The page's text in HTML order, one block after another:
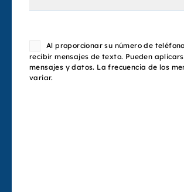
ConsentAl proporcionar su número de
recibir mensajes de texto. Pueden
mensajes y datos. La frecuencia de los
variar.